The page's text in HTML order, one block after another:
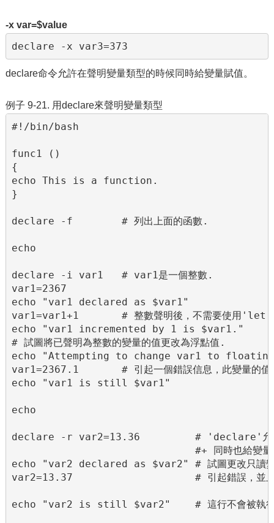
-x var=$value
declare -x var3=373
declare命令允許在聲明變量類型的時候同時給變量賦值。
例子 9-21. 用declare來聲明變量類型
#!/bin/bash
func1 ()
{
echo This is a function.
}
declare -f        # 列出上面的函數.
echo
declare -i var1   # var1是一個整數.
var1=2367
echo "var1 declared as $var1"
var1=var1+1       # 整數聲明後，不需要使用
echo "var1 incremented by 1 is $var1."
# 試圖將已聲明為整數的變量的值更改為浮點值.
echo "Attempting to change var1 to
var1=2367.1       # 引起一個錯誤信息，此變量的值
echo "var1 is still $var1"
echo
declare -r var2=13.36         # 'declare'允許設
#+ 同時也給變量
echo "var2 declared as $var2" # 試圖更改只讀
var2=13.37                    # 引起錯誤，並且
echo "var2 is still $var2"    # 這行不會被執